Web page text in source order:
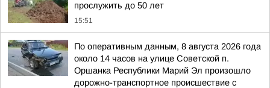
прослужить до 50 лет
15:51
По оперативным данным, 8 августа 2026 года
около 14 часов на улице Советской п.
Оршанка Республики Марий Эл произошло
дорожно-транспортное происшествие с